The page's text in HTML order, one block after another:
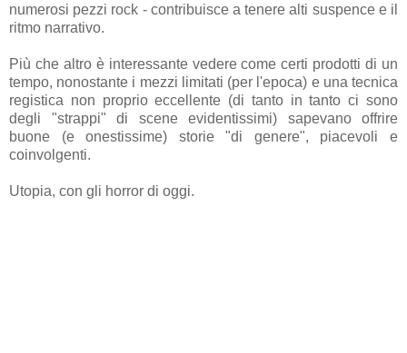
numerosi pezzi rock - contribuisce a tenere alti suspence e il
ritmo narrativo.
Più che altro è interessante vedere come certi prodotti di un
tempo, nonostante i mezzi limitati (per l'epoca) e una tecnica
registica non proprio eccellente (di tanto in tanto ci sono
degli "strappi" di scene evidentissimi) sapevano offrire
buone (e onestissime) storie "di genere", piacevoli e
coinvolgenti.
Utopia, con gli horror di oggi.